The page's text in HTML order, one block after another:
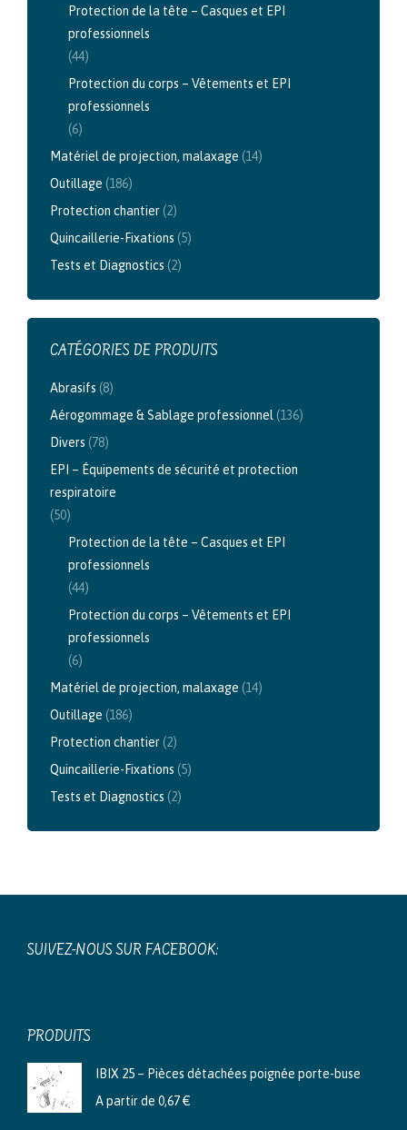
Protection de la tête – Casques et EPI
professionnels
(44)
Protection du corps – Vêtements et EPI
professionnels
(6)
Matériel de projection, malaxage (14)
Outillage (186)
Protection chantier(2)
Quincaillerie-Fixations (5)
Tests et Diagnostics (2)
CATÉGORIES DE PRODUITS
Abrasifs (8)
Aérogommage & Sablage professionnel(136)
Divers (78)
EPI – Équipements de sécurité et protection
respiratoire
(50)
Protection de la tête – Casques et EPI
professionnels
(44)
Protection du corps – Vêtements et EPI
professionnels
(6)
Matériel de projection, malaxage (14)
Outillage (186)
Protection chantier(2)
Quincaillerie-Fixations (5)
Tests et Diagnostics (2)
SUIVEZ-NOUS SUR FACEBOOK:
PRODUITS
IBIX 25 – Pièces détachées poignée porte-buse
A partir de 0,67€